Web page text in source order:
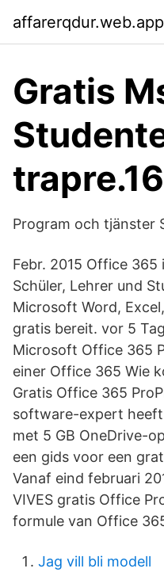
affarerqdur.web.app
Gratis
Program och tjänster
Febr. 2015 Office
Schüler, Lehrer und
Microsoft Word,
gratis bereit. vor 5
Microsoft Office 365
einer Office 365 Wie
Gratis Office 365
software-expert
met 5 GB OneDrive-
een gids voor een
Vanaf eind februari
VIVES gratis Office
formule van Office
Jag vill bli modell